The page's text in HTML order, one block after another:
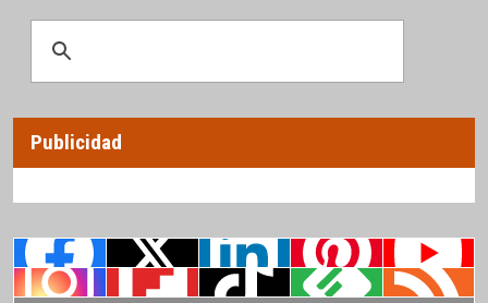
Publicidad